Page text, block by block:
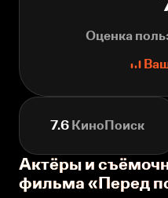
Оценка
7.6 КиноПоиск
Актёры и
фильма «Перед